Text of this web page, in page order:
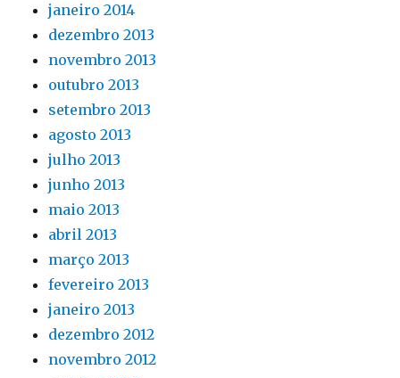
janeiro 2014
dezembro 2013
novembro 2013
outubro 2013
setembro 2013
agosto 2013
julho 2013
junho 2013
maio 2013
abril 2013
março 2013
fevereiro 2013
janeiro 2013
dezembro 2012
novembro 2012